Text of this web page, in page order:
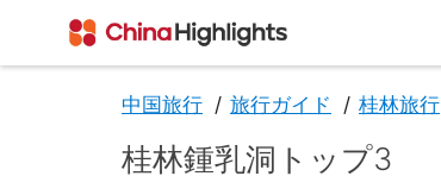
会社情報
中国旅行 旅行ガイド 桂林旅行
桂林鍾乳洞トップ3